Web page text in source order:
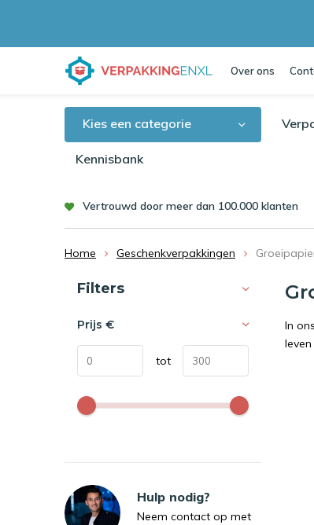
Over ons
Kies een categorie
Kennisbank
Vertrouwd door meer dan 100.000 klanten
Home Geschenkverpakkingen
In
Sorteren op:
Filters
Prijs €
tot
Hulp nodig?
Neem contact op met